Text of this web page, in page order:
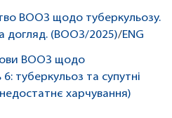
ВООЗ щодо туберкульозу.
догляд. (ВООЗ/2025)/ENG
ВООЗ щодо
туберкульоз та супутні
харчування)